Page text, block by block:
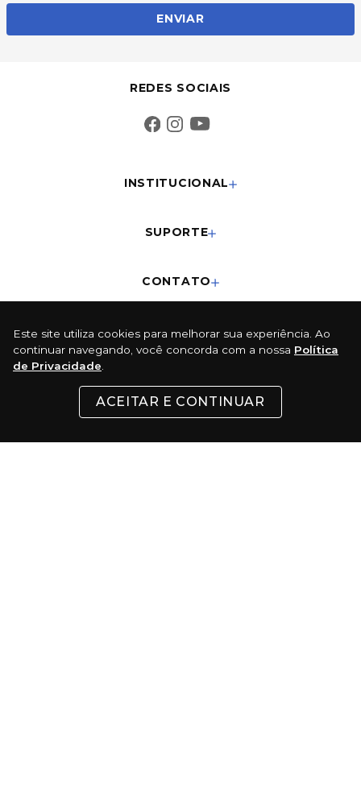
Este site utiliza cookies para melhorar sua experiência. Ao
continuar navegando, você concorda com a nossa Política
de Privacidade
ACEITAR E CONTINUAR
ENVIAR
REDES SOCIAIS
INSTITUCIONAL
SUPORTE
CONTATO
FORMAS DE PAGAMENTO